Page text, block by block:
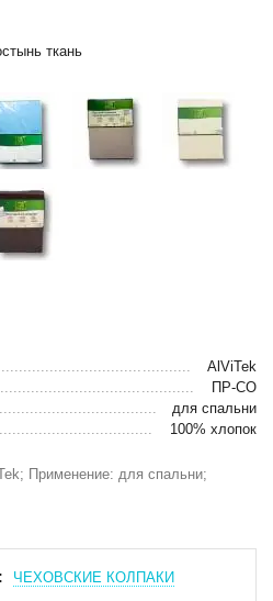
ткань
AlViTek
ПР-СО
для спальни
100% хлопок
Применение: для спальни;
ЧЕХОВСКИЕ КОЛПАКИ